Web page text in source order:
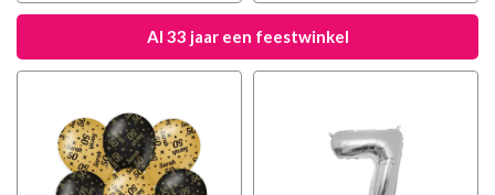
Al 33 jaar een feestwinkel